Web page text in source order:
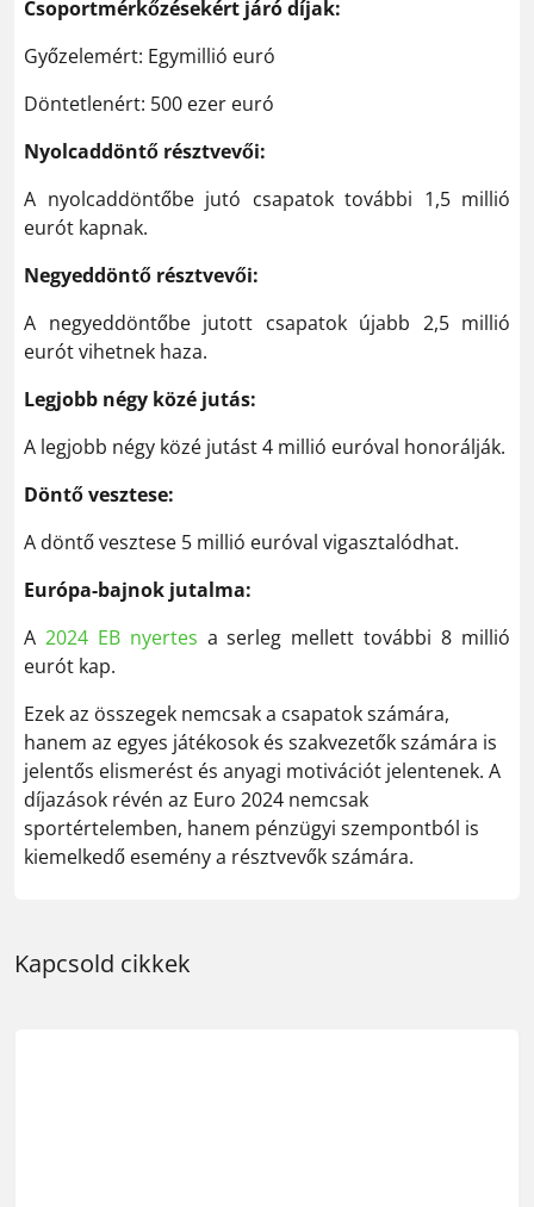
Csoportmérkőzésekért járó díjak:
Győzelemért: Egymillió euró
Döntetlenért: 500 ezer euró
Nyolcaddöntő résztvevői:
A nyolcaddöntőbe jutó csapatok további 1,5 millió
eurót kapnak.
Negyeddöntő résztvevői:
A negyeddöntőbe jutott csapatok újabb 2,5 millió
eurót vihetnek haza.
Legjobb négy közé jutás:
A legjobb négy közé jutást 4 millió euróval honorálják.
Döntő vesztese:
A döntő vesztese 5 millió euróval vigasztalódhat.
Európa-bajnok jutalma:
A 2024 EB nyertes a serleg mellett további 8 millió
eurót kap.
Ezek az összegek nemcsak a csapatok számára,
hanem az egyes játékosok és szakvezetők számára is
jelentős elismerést és anyagi motivációt jelentenek. A
díjazások révén az Euro 2024 nemcsak
sportértelemben, hanem pénzügyi szempontból is
kiemelkedő esemény a résztvevők számára.
Kapcsold cikkek